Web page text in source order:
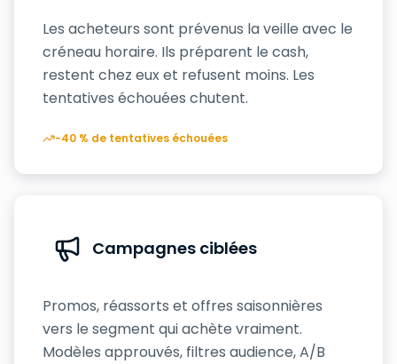
Les acheteurs sont prévenus la veille avec le
créneau horaire. Ils préparent le cash,
restent chez eux et refusent moins. Les
tentatives échouées chutent.
−40 % de tentatives échouées
Campagnes ciblées
Promos, réassorts et offres saisonnières
vers le segment qui achète vraiment.
Modèles approuvés, filtres audience, A/B